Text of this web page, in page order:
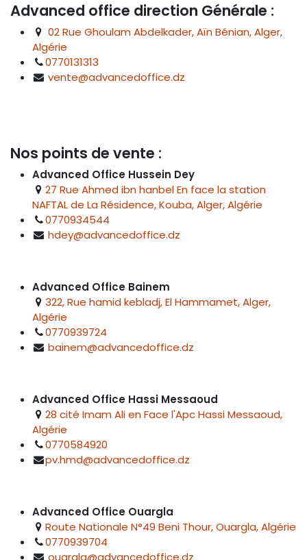
Advanced office direction Générale :
02 Rue Ghoulam Abdelkader, Aïn Bénian, Alger,
Algérie
0770131313
vente@advancedoffice.dz
Nos points de vente :
Advanced Office Hussein Dey
27 Rue Ahmed ibn hanbel En face la station
NAFTAL de La Résidence, Kouba, Alger, Algérie
0770934544
hdey@advancedoffice.dz
Advanced Office Bainem
322, Rue hamid kebladj, El Hammamet, Alger,
Algérie
0770939724
bainem@advancedoffice.dz
Advanced Office Hassi Messaoud
28 cité Imam Ali en Face l'Apc Hassi Messaoud,
Algérie
0770584920
pv.hmd@advancedoffice.dz
Advanced Office Ouargla
Route Nationale N°49 Beni Thour, Ouargla, Algérie
0770939704
ouargla@advancedoffice.dz